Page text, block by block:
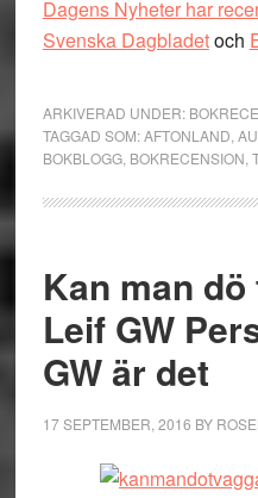
Dagens Nyheter har
Svenska Dagbladetoch
ARKIVERAD UNDER:
TAGGAD SOM:AFTONLAND
BOKBLOGG, BOKRECENSION
Kan man
Leif GW
GW är det
17 SEPTEMBER, 2016 BY